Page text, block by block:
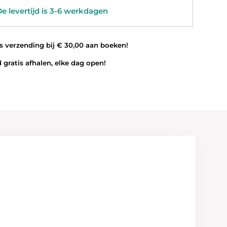
levertijd is 3-6 werkdagen
bij € 30,00 aan boeken!
afhalen, elke dag open!